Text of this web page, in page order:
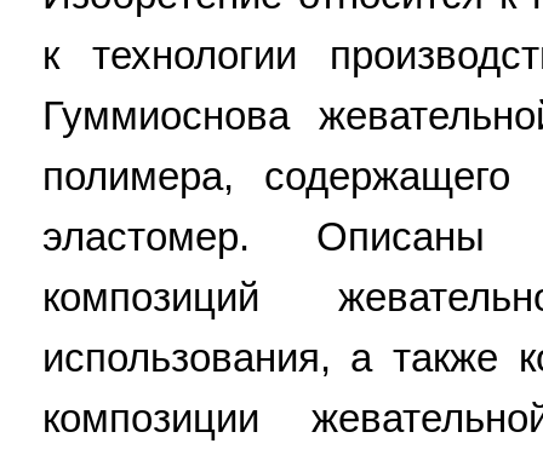
к технологии
Гуммиоснова
полимера, содержащего
эластомер. Описаны
композиций
использования, а также
композиции